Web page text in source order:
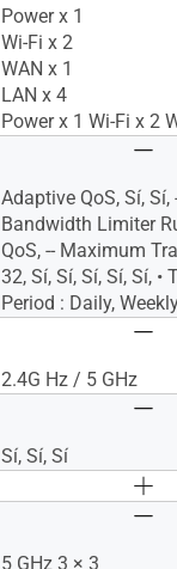
Power x 1
Wi-Fi x 2
WAN x 1
LAN x 4
Power x 1 Wi-Fi x 2
Adaptive QoS, Sí,
Bandwidth Limiter
QoS, -- Maximum
32, Sí, Sí, Sí, Sí, Sí,
Period : Daily,
2.4G Hz / 5 GHz
Sí, Sí, Sí
External antenna x 3
5 GHz 3 × 3